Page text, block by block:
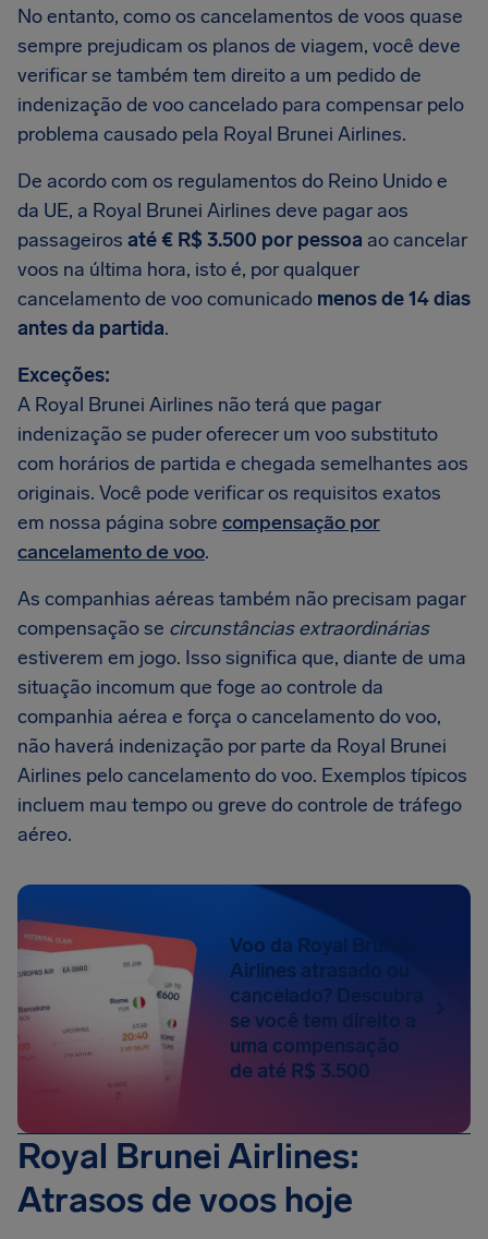
No entanto, como os cancelamentos de voos quase
sempre prejudicam os planos de viagem, você deve
verificar se também tem direito a um pedido de
indenização de voo cancelado para compensar pelo
problema causado pela Royal Brunei Airlines.
De acordo com os regulamentos do Reino Unido e
da UE, a Royal Brunei Airlines deve pagar aos
passageiros até € R$ 3.500 por pessoa ao cancelar
voos na última hora, isto é, por qualquer
cancelamento de voo comunicado menos de 14 dias
antes da partida.
Exceções:
A Royal Brunei Airlines não terá que pagar
indenização se puder oferecer um voo substituto
com horários de partida e chegada semelhantes aos
originais. Você pode verificar os requisitos exatos
em nossa página sobre compensação por
cancelamento de voo.
As companhias aéreas também não precisam pagar
compensação se circunstâncias extraordinárias
estiverem em jogo. Isso significa que, diante de uma
situação incomum que foge ao controle da
companhia aérea e força o cancelamento do voo,
não haverá indenização por parte da Royal Brunei
Airlines pelo cancelamento do voo. Exemplos típicos
incluem mau tempo ou greve do controle de tráfego
aéreo.
Voo da Royal Brunei
Airlines atrasado ou
cancelado? Descubra
se você tem direito a
uma compensação
de até R$ 3.500
Royal Brunei Airlines:
Atrasos de voos hoje